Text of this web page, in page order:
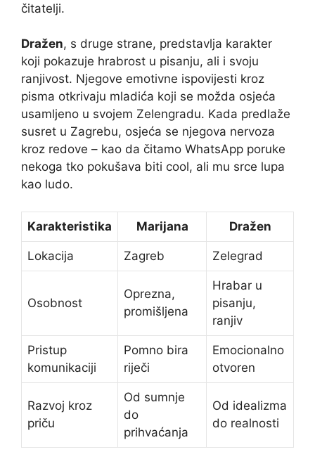
čitatelji.
Dražen, s druge strane, predstavlja karakter
koji pokazuje hrabrost u pisanju, ali i svoju
ranjivost. Njegove emotivne ispovijesti kroz
pisma otkrivaju mladića koji se možda osjeća
usamljeno u svojem Zelengradu. Kada predlaže
susret u Zagrebu, osjeća se njegova nervoza
kroz redove – kao da čitamo WhatsApp poruke
nekoga tko pokušava biti cool, ali mu srce lupa
kao ludo.
Karakteristika Marijana Dražen
Lokacija Zagreb Zelegrad
Osobnost
Oprezna,
promišljena
Hrabar u
pisanju,
ranjiv
Pristup
komunikaciji
Pomno bira
riječi
Emocionalno
otvoren
Razvoj kroz
priču
Od sumnje
do
prihvaćanja
Od idealizma
do realnosti